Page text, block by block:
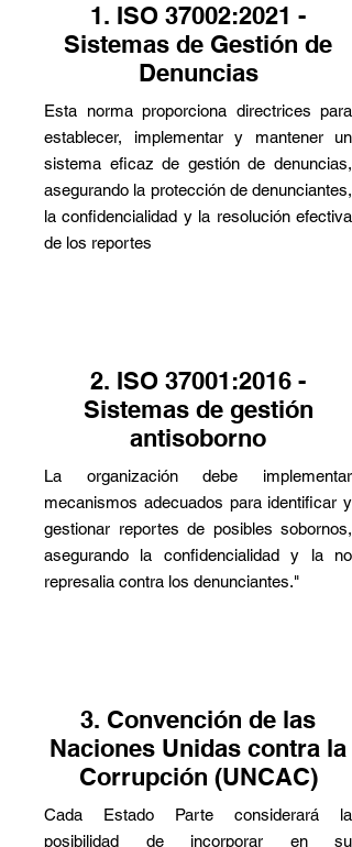
1. ISO 37002:2021 -
Sistemas de Gestión de
Denuncias
Esta norma proporciona directrices para
establecer, implementar y mantener un
sistema eficaz de gestión de denuncias,
asegurando la protección de denunciantes,
la confidencialidad y la resolución efectiva
de los reportes
2. ISO 37001:2016 -
Sistemas de gestión
antisoborno
La organización debe implementar
mecanismos adecuados para identificar y
gestionar reportes de posibles sobornos,
asegurando la confidencialidad y la no
represalia contra los denunciantes."
3. Convención de las
Naciones Unidas contra la
Corrupción (UNCAC)
Cada Estado Parte considerará la
posibilidad de incorporar en su